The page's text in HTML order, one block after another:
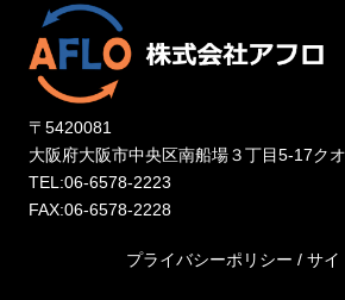
〒5420081
大阪府大阪市中央区南船場３丁目5-17ク
TEL:06-6578-2223
FAX:06-6578-2228
プライバシーポリシー / サイ